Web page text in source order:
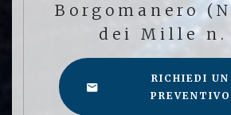
Borgomanero
dei Mille n.
RICHIEDI UN
PREVENTIVO